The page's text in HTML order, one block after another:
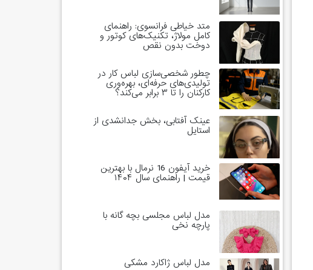
متد خیاطی فرانسوی: راهنمای
کامل مولاژ، تکنیک‌های کوتور و
دوخت بدون نقص
چطور شخصی‌سازی لباس کار در
تولیدی‌های حرفه‌ای، بهره‌وری
کارکنان را تا ۳ برابر می‌کند؟
عینک آفتابی، بخش جدانشدی از
استایل
خرید آیفون 16 نرمال با بهترین
قیمت | راهنمای سال ۱۴۰۴
مدل لباس مجلسی بچه گانه با
پارچه نخی
مدل لباس ژاکارد مشکی